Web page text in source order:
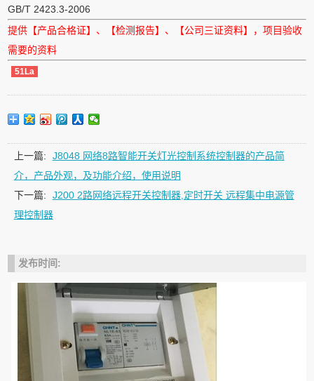
GB/T 2423.3-2006
提供【产品合格证】、【检测报告】、【公司三证资料】，项目验收
需要的资料
51La
上一篇:
J8048 网络8路智能开关灯光控制系统控制器的产品简
介，产品外观，及功能介绍，使用说明
下一篇:
J200 2路网络远程开关控制器,定时开关 远程集中电源管
理控制器
发布时间: